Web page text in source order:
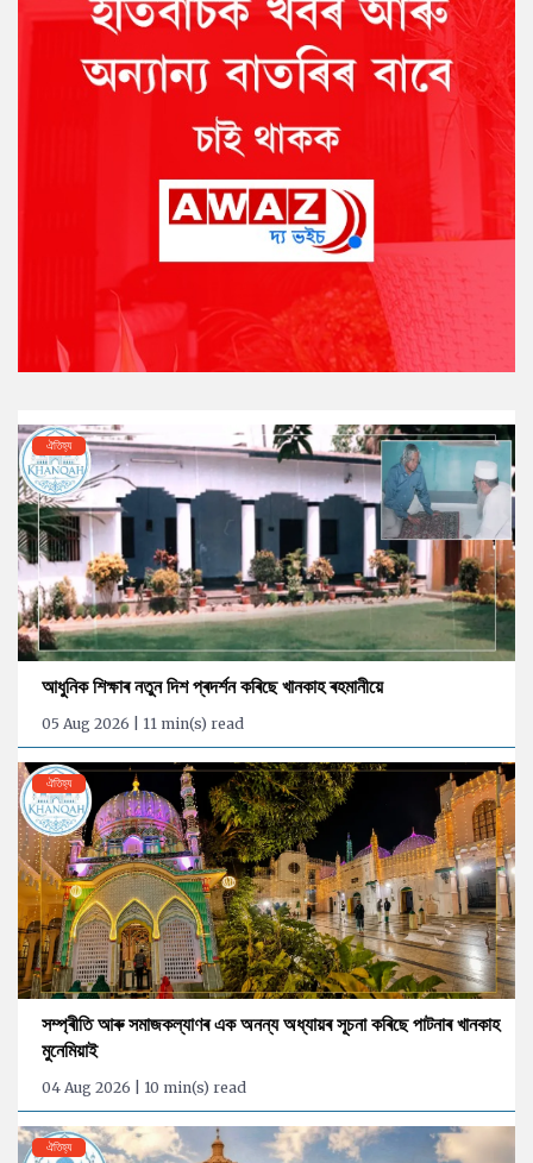
ঐতিহ্য
আধুনিক শিক্ষাৰ নতুন দিশ প্ৰদৰ্শন কৰিছে খানকাহ ৰহমানীয়ে
05 Aug 2026 | 11 min(s) read
ঐতিহ্য
সম্প্ৰীতি আৰু সমাজকল্যাণৰ এক অনন্য অধ্যায়ৰ সূচনা কৰিছে পাটনাৰ খানকাহ
মুনেমিয়াই
04 Aug 2026 | 10 min(s) read
ঐতিহ্য